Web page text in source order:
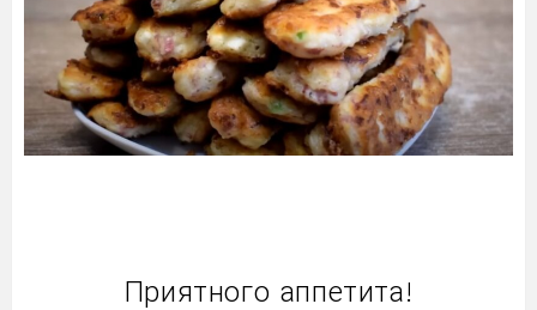
Приятного аппетита!